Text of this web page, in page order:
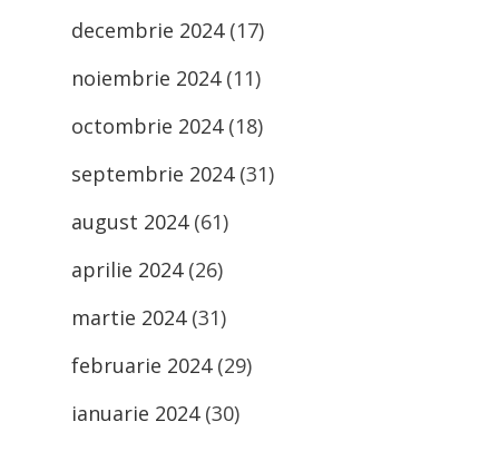
decembrie 2024(17)
noiembrie 2024(11)
octombrie 2024(18)
septembrie 2024(31)
august 2024(61)
aprilie 2024(26)
martie 2024(31)
februarie 2024(29)
ianuarie 2024(30)